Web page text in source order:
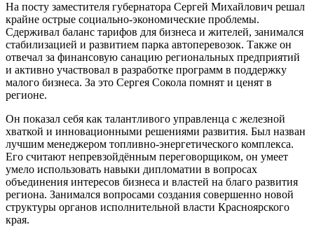
На посту заместителя губернатора Сергей Михайлович решал
крайне острые социально-экономические проблемы.
Сдерживал баланс тарифов для бизнеса и жителей, занимался
стабилизацией и развитием парка автоперевозок. Также он
отвечал за финансовую санацию региональных предприятий
и активно участвовал в разработке программ в поддержку
малого бизнеса. За это Сергея Сокола помнят и ценят в
регионе.
Он показал себя как талантливого управленца с железной
хваткой и инновационными решениями развития. Был назван
лучшим менеджером топливно-энергетического комплекса.
Его считают непревзойдённым переговорщиком, он умеет
умело использовать навыки дипломатии в вопросах
объединения интересов бизнеса и властей на благо развития
региона. Занимался вопросами создания совершенно новой
структуры органов исполнительной власти Красноярского
края.